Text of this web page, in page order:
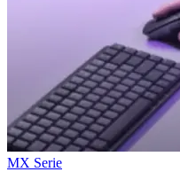
MX Serie